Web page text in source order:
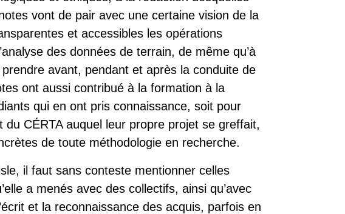
vont de pair avec une certaine vision de la
et accessibles les opérations
des données de terrain, de même qu’à
avant, pendant et après la conduite de
ont aussi contribué à la formation à la
qui en ont pris connaissance, soit pour
du CÉRTA auquel leur propre projet se greffait,
de toute méthodologie en recherche.
il faut sans conteste mentionner celles
a menés avec des collectifs, ainsi qu’avec
et la reconnaissance des acquis, parfois en